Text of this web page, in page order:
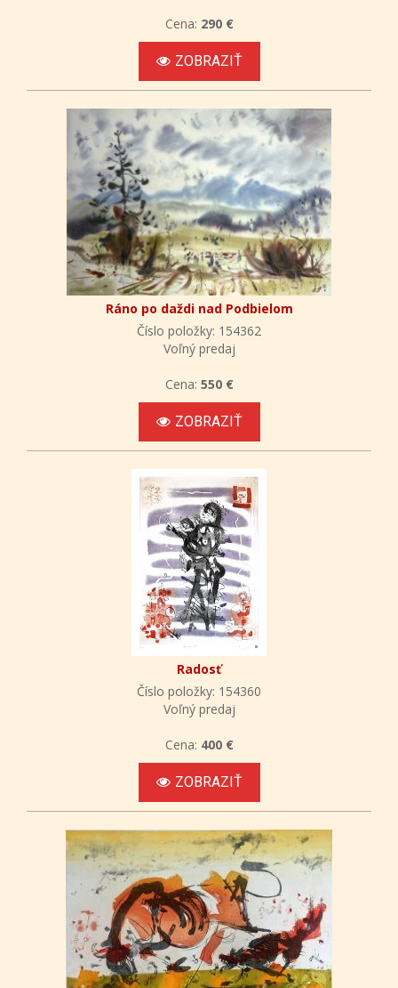
Cena: 290 €
ZOBRAZIŤ
Ráno po daždi nad Podbielom
Číslo položky: 154362
Voľný predaj
Cena: 550 €
ZOBRAZIŤ
Radosť
Číslo položky: 154360
Voľný predaj
Cena: 400 €
ZOBRAZIŤ